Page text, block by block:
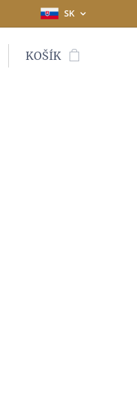
SK
KOŠÍK